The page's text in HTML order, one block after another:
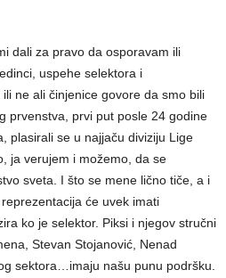
dali za pravo da osporavam ili
uspehe selektora i
ne ali činjenice govore da smo bili
prvenstva, prvi put posle 24 godine
plasirali se u najjaču diviziju Lige
ja verujem i možemo, da se
sveta. I što se mene lično tiče, a i
će uvek imati
ko je selektor. Piksi i njegov stručni
Stevan Stojanović, Nenad
sektora…imaju našu punu podršku.